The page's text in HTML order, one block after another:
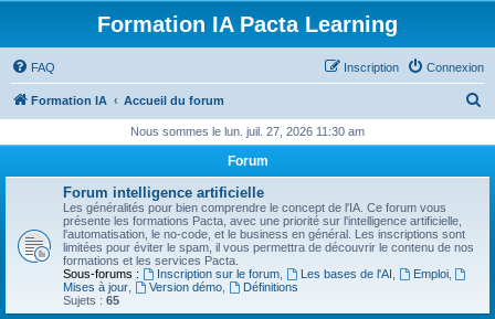
Formation IA Pacta Learning
FAQ Connexion
Inscription
Formation IA Accueil du forum
h
e
Nous sommes le lun. juil. 27, 2026 11:30 am
Forum
Forum intelligence artificielle
Les généralités pour bien comprendre le concept de l'IA. Ce forum vous
présente les formations Pacta, avec une priorité sur l'intelligence artificielle,
l'automatisation, le no-code, et le business en général. Les inscriptions sont
limitées pour éviter le spam, il vous permettra de découvrir le contenu de nos
formations et les services Pacta.
Sous-forums :
Inscription sur le forum, Les bases de l'AI Emploi,
Mises à jour
Version démo,
Définitions
Sujets : 65